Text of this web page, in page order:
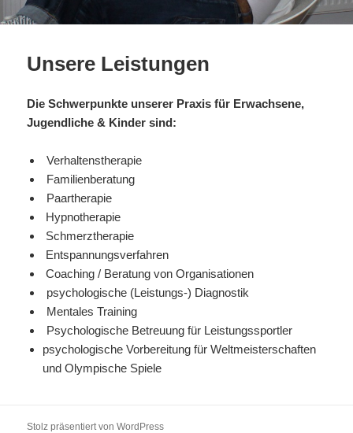
Unsere Leistungen
Die Schwerpunkte unserer Praxis für Erwachsene,
Jugendliche & Kinder sind:
Verhaltenstherapie
Familienberatung
Paartherapie
Hypnotherapie
Schmerztherapie
Entspannungsverfahren
Coaching / Beratung von Organisationen
psychologische (Leistungs-) Diagnostik
Mentales Training
Psychologische Betreuung für Leistungssportler
psychologische Vorbereitung für Weltmeisterschaften
und Olympische Spiele
Stolz präsentiert von WordPress